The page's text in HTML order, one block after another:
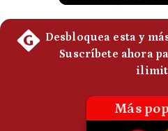
Politica
De
Cookies